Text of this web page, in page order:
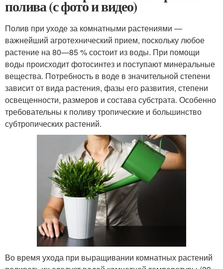
полива (с фото и видео)
Полив при уходе за комнатными растениями —
важнейший агротехнический прием, поскольку любое
растение на 80—85 % состоит из воды. При помощи
воды происходит фотосинтез и поступают минеральные
вещества. Потребность в воде в значительной степени
зависит от вида растения, фазы его развития, степени
освещенности, размеров и состава субстрата. Особенно
требовательны к поливу тропические и большинство
субтропических растений.
Во время ухода при выращивании комнатных растений